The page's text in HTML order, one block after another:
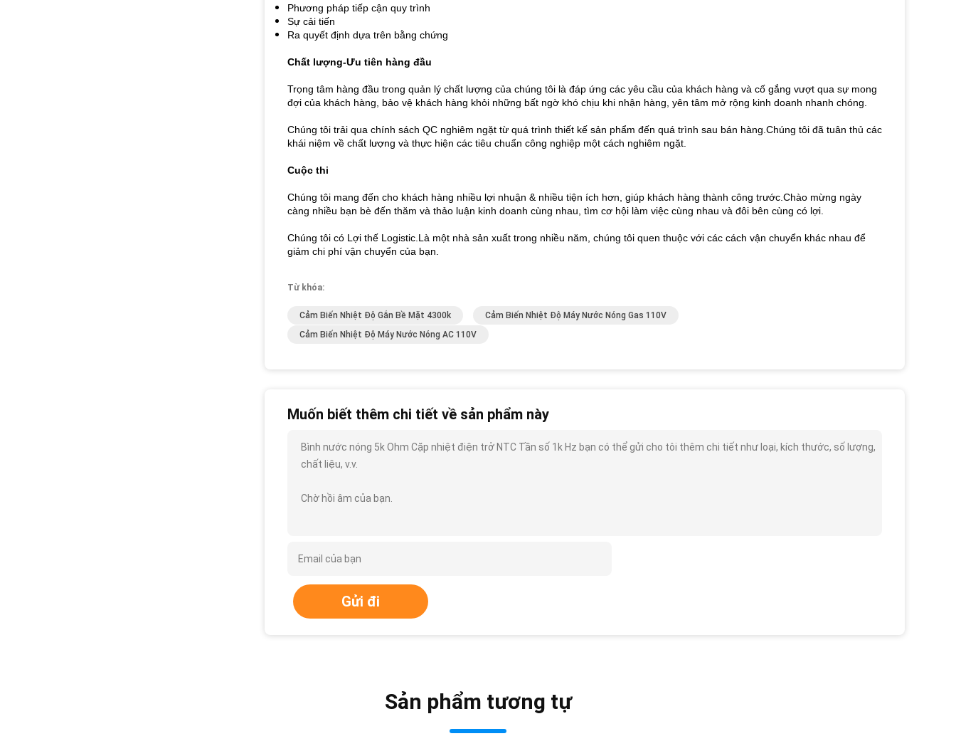
Phương pháp tiếp cận quy trình
Sự cải tiến
Ra quyết định dựa trên bằng chứng
Chất lượng-Ưu tiên hàng đầu
Trọng tâm hàng đầu trong quản lý chất lượng của chúng tôi là đáp ứng các yêu cầu của khách hàng và cố gắng vượt qua sự mong
đợi của khách hàng, bảo vệ khách hàng khỏi những bất ngờ khó chịu khi nhận hàng, yên tâm mở rộng kinh doanh nhanh chóng.
Chúng tôi trải qua chính sách QC nghiêm ngặt từ quá trình thiết kế sản phẩm đến quá trình sau bán hàng.Chúng tôi đã tuân thủ các
khái niệm về chất lượng và thực hiện các tiêu chuẩn công nghiệp một cách nghiêm ngặt.
Cuộc thi
Chúng tôi mang đến cho khách hàng nhiều lợi nhuận & nhiều tiện ích hơn, giúp khách hàng thành công trước.Chào mừng ngày
càng nhiều bạn bè đến thăm và thảo luận kinh doanh cùng nhau, tìm cơ hội làm việc cùng nhau và đôi bên cùng có lợi.
Chúng tôi có Lợi thế Logistic.Là một nhà sản xuất trong nhiều năm, chúng tôi quen thuộc với các cách vận chuyển khác nhau để
giảm chi phí vận chuyển của bạn.
Từ khóa:
Cảm Biến Nhiệt Độ Gắn Bề Mặt 4300k
Cảm Biến Nhiệt Độ Máy Nước Nóng Gas 110V
Cảm Biến Nhiệt Độ Máy Nước Nóng AC 110V
Muốn biết thêm chi tiết về sản phẩm này
Bình nước nóng 5k Ohm Cặp nhiệt điện trở NTC Tần số 1k Hz bạn có thể gửi cho tôi thêm chi tiết như loại, kích thước, số lượng,
chất liệu, v.v.
Chờ hồi âm của bạn.
Gửi đi
Sản phẩm tương tự